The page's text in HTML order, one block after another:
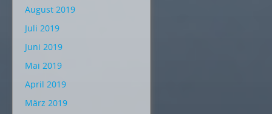
August 2019
Juli 2019
Juni 2019
Mai 2019
April 2019
März 2019